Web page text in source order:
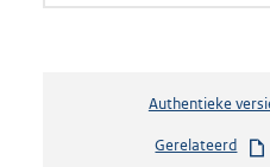
Authentieke
Gerelateerd